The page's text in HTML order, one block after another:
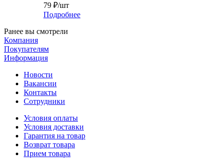
79 ₽/шт
Подробнее
Ранее вы смотрели
Компания
Покупателям
Информация
Новости
Вакансии
Контакты
Сотрудники
Условия оплаты
Условия доставки
Гарантия на товар
Возврат товара
Прием товара